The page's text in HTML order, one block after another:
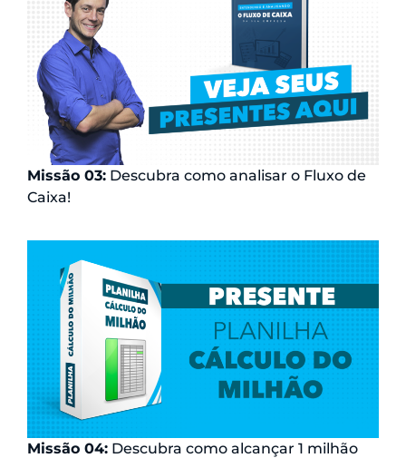
Missão 03: Descubra como analisar o Fluxo de
Caixa!
Missão 04: Descubra como alcançar 1 milhão